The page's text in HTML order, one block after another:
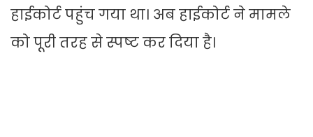
हाईकोर्ट पहुंच गया था। अब हाईकोर्ट ने मामले
को पूरी तरह से स्पष्ट कर दिया है।